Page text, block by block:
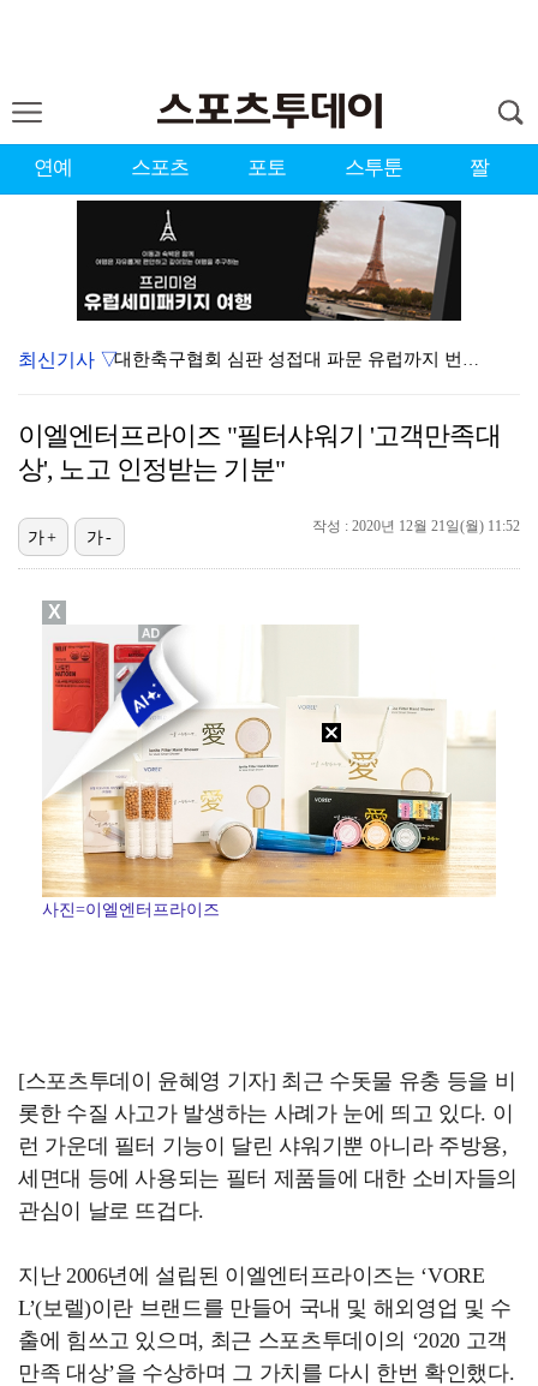
연예 스포츠 포토 스투툰 짤
대한축구협회 심판 성접대 파문 유럽까지 번졌다…佛 매체…
[ST포토] 이강인, 폭염 속 오픈트레이닝
[ST포토] 이강인, 말근육 폭발
[ST포토] AT 마드리드로 이적한 이강인
[ST포토] 이강인, 주전공은 날카로운 어시스트
[ST포토] 이강인, 폭염과 싸운다
[ST포토] 이강인, AT 마드리드 공식 첫 훈련
최신기사 ▽
이엘엔터프라이즈 "필터샤워기 '고객만족대
상', 노고 인정받는 기분"
작성 : 2020년 12월 21일(월) 11:52
가+ 가-
사진=이엘엔터프라이즈
[스포츠투데이 윤혜영 기자] 최근 수돗물 유충 등을 비
롯한 수질 사고가 발생하는 사례가 눈에 띄고 있다. 이
런 가운데 필터 기능이 달린 샤워기뿐 아니라 주방용,
세면대 등에 사용되는 필터 제품들에 대한 소비자들의
관심이 날로 뜨겁다.
지난 2006년에 설립된 이엘엔터프라이즈는 ‘VORE
L’(보렐)이란 브랜드를 만들어 국내 및 해외영업 및 수
출에 힘쓰고 있으며, 최근 스포츠투데이의 ‘2020 고객
만족 대상’을 수상하며 그 가치를 다시 한번 확인했다.
X